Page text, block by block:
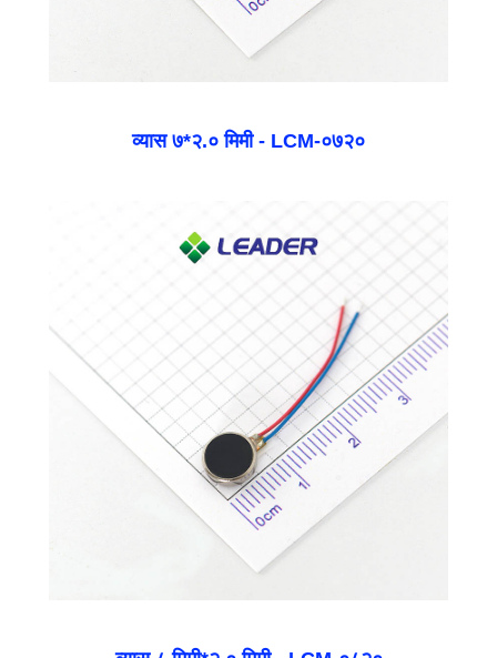
व्यास ७*२.० मिमी - LCM-०७२०